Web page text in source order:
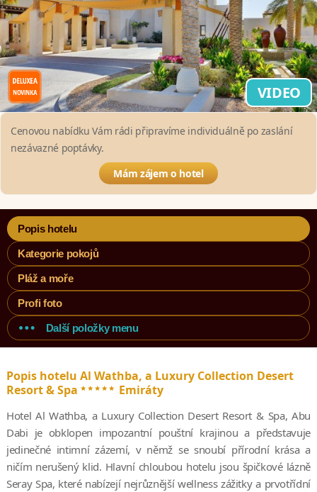
VIDEO
Cenovou nabídku Vám rádi připravíme individuálně po zaslání
nezávazné poptávky.
Mám zájem o hotel
Popis hotelu
Kategorie pokojů
Pláž a moře
Profi foto
Další položky menu
Popis hotelu Al Wathba, a Luxury Collection Desert
Resort & Spa ***** Emiráty
Hotel Al Wathba, a Luxury Collection Desert Resort & Spa, Abu
Dabi je obklopen impozantní pouštní krajinou a představuje
jedinečné intimní zázemí, v němž se snoubí přírodní krása a
ničím nerušený klid. Hlavní chloubou hotelu jsou špičkové lázně
Seray Spa, které nabízejí nejrůznější wellness zážitky a prvotřídní